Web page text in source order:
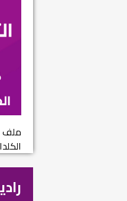
ملف